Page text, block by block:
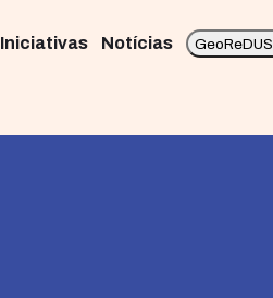
Iniciativas Notícias GeoReDUS